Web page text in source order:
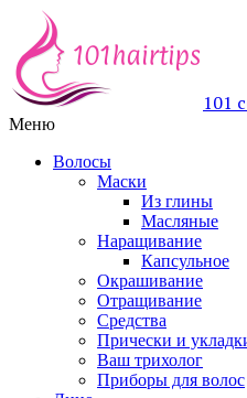
101
Меню
Волосы
Маски
Из глины
Масляные
Наращивание
Капсульное
Окрашивание
Отращивание
Средства
Прически и
Ваш трихолог
Приборы для волос